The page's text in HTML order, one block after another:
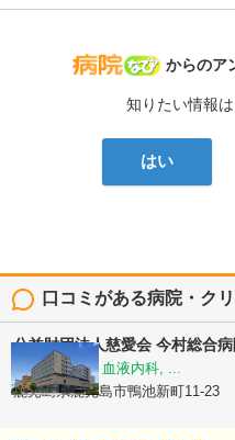
病院なび
からのア
知りたい情報
はい
口コミがある病院・ク
公益財団法人慈愛会 今村総合
内科, 救急科, 血液内科, ...
鹿児島県鹿児島市鴨池新町11-23